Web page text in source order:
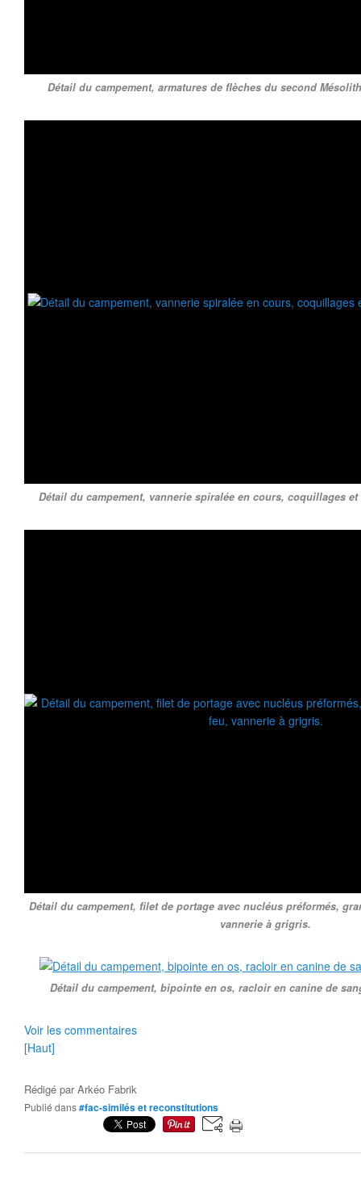
Détail du campement, armatures de flèches du second
Détail du campement, vannerie spiralée en cours, coquillages
Détail du campement, filet de portage avec nucléus préformés,
vannerie à grigris.
Détail du campement, bipointe en os, racloir en canine de
Voir les commentaires
[Haut]
Rédigé parArkéo Fabrik
Publié dans#fac-similés et reconstitutions